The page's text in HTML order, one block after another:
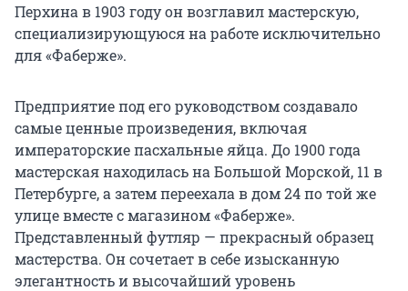
Перхина в 1903 году он возглавил мастерскую,
специализирующуюся на работе исключительно
для «Фаберже».
Предприятие под его руководством создавало
самые ценные произведения, включая
императорские пасхальные яйца. До 1900 года
мастерская находилась на Большой Морской, 11 в
Петербурге, а затем переехала в дом 24 по той же
улице вместе с магазином «Фаберже».
Представленный футляр — прекрасный образец
мастерства. Он сочетает в себе изысканную
элегантность и высочайший уровень